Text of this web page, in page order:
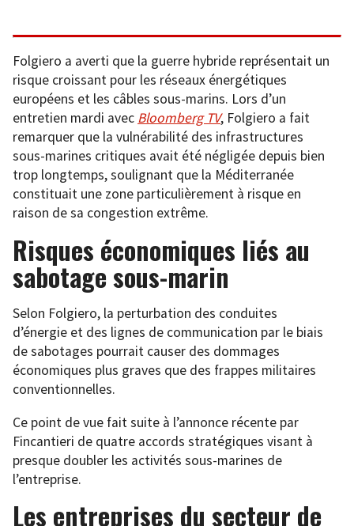
Folgiero a averti que la guerre hybride représentait un
risque croissant pour les réseaux énergétiques
européens et les câbles sous-marins. Lors d’un
entretien mardi avec Bloomberg TV, Folgiero a fait
remarquer que la vulnérabilité des infrastructures
sous-marines critiques avait été négligée depuis bien
trop longtemps, soulignant que la Méditerranée
constituait une zone particulièrement à risque en
raison de sa congestion extrême.
Risques économiques liés au
sabotage sous-marin
Selon Folgiero, la perturbation des conduites
d’énergie et des lignes de communication par le biais
de sabotages pourrait causer des dommages
économiques plus graves que des frappes militaires
conventionnelles.
Ce point de vue fait suite à l’annonce récente par
Fincantieri de quatre accords stratégiques visant à
presque doubler les activités sous-marines de
l’entreprise.
Les entreprises du secteur de